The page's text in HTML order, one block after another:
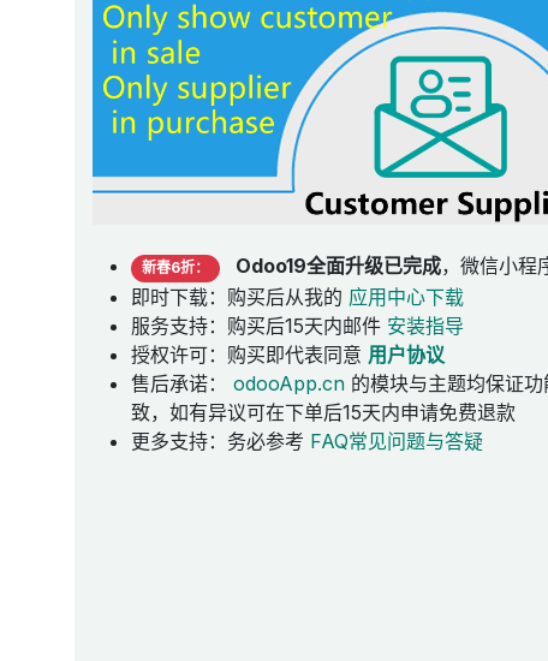
新春6折： Odoo19全面升级已完成，微信小程
即时下载：购买后从我的 应用中心下载
服务支持：购买后15天内邮件 安装指导
授权许可：购买即代表同意 用户协议
售后承诺： odooApp.cn 的模块与主题均保证
致，如有异议可在下单后15天内申请免费退款
更多支持：务必参考 FAQ常见问题与答疑